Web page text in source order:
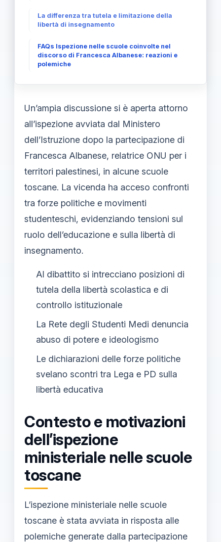
La differenza tra tutela e limitazione della
libertà di insegnamento
FAQs Ispezione nelle scuole coinvolte nel
discorso di Francesca Albanese: reazioni e
polemiche
Un’ampia discussione si è aperta attorno
all’ispezione avviata dal Ministero
dell’Istruzione dopo la partecipazione di
Francesca Albanese, relatrice ONU per i
territori palestinesi, in alcune scuole
toscane. La vicenda ha acceso confronti
tra forze politiche e movimenti
studenteschi, evidenziando tensioni sul
ruolo dell’educazione e sulla libertà di
insegnamento.
Al dibattito si intrecciano posizioni di
tutela della libertà scolastica e di
controllo istituzionale
La Rete degli Studenti Medi denuncia
abuso di potere e ideologismo
Le dichiarazioni delle forze politiche
svelano scontri tra Lega e PD sulla
libertà educativa
Contesto e motivazioni
dell’ispezione
ministeriale nelle scuole
toscane
L’ispezione ministeriale nelle scuole
toscane è stata avviata in risposta alle
polemiche generate dalla partecipazione